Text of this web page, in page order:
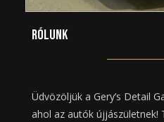
Rólunk
Üdvözöljük a Gery’s Detail
ahol az autók újjászületnek!